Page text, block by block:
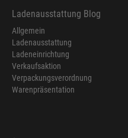
Ladenausstattung Blog
Allgemein
Ladenausstattung
Ladeneinrichtung
Verkaufsaktion
Verpackungsverordnung
Warenpräsentation